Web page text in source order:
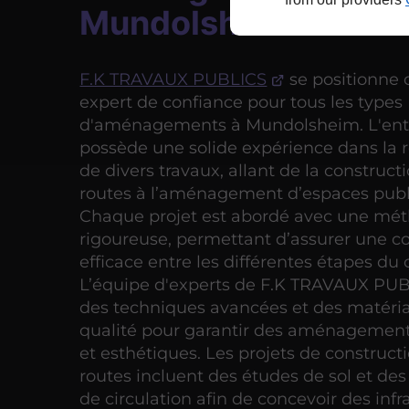
Mundolsheim
F.K TRAVAUX PUBLICS
se positionne
expert de confiance pour tous les types
d'aménagements à Mundolsheim.
possède une solide expérience dans la
de divers travaux, allant de la
routes à l’aménagement d’espaces
Chaque projet est abordé avec une
rigoureuse, permettant d’assurer une
efficace entre les différentes étapes du
L’équipe d'experts de F.K TRAVAUX
des techniques avancées et des
qualité pour garantir des
et esthétiques. Les projets de
routes incluent des études de sol et des
de circulation afin de concevoir des